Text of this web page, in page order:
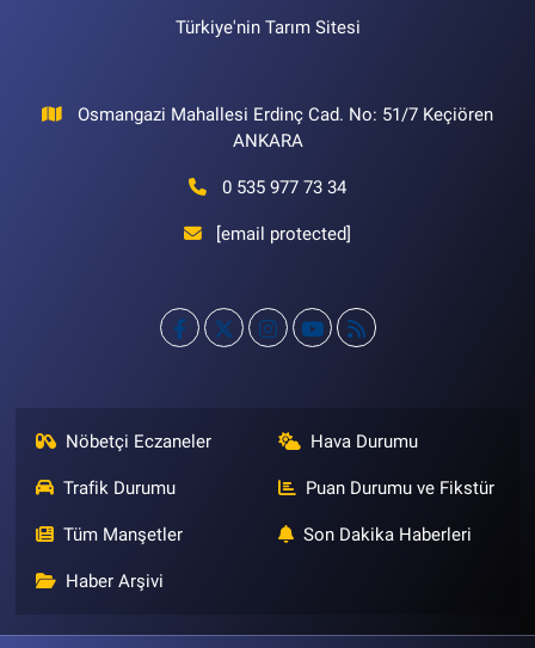
Türkiye'nin Tarım Sitesi
Osmangazi Mahallesi Erdinç Cad. No: 51/7 Keçiören
ANKARA
0 535 977 73 34
[email protected]
Nöbetçi Eczaneler Hava Durumu
Trafik Durumu Puan Durumu ve Fikstür
Tüm Manşetler Son Dakika Haberleri
Haber Arşivi